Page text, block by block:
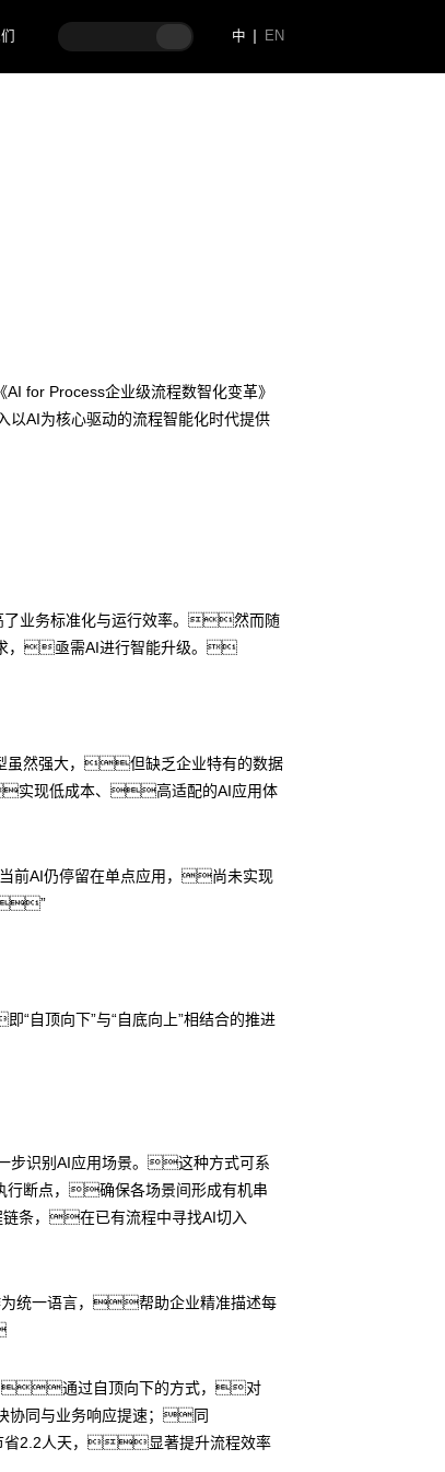
中 EN
for Process企业级流程数智化变革》
AI为核心驱动的流程智能化时代提供
业务标准化与运行效率。然而随
，亟需AI进行智能升级。
然强大，但缺乏企业特有的数据
实现低成本、高适配的AI应用体
AI仍停留在单点应用，尚未实现
”
“自顶向下”与“自底向上”相结合的推进
识别AI应用场景。这种方式可系
断点，确保各场景间形成有机串
条，在已有流程中寻找AI切入
统一语言，帮助企业精准描述每
：通过自顶向下的方式，对
协同与业务响应提速；同
省2.2人天，显著提升流程效率